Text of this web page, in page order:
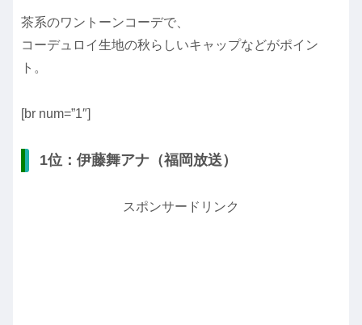
茶系のワントーンコーデで、
コーデュロイ生地の秋らしいキャップなどがポイン
ト。
[br num=”1″]
1位：伊藤舞アナ（福岡放送）
スポンサードリンク